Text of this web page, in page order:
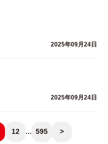
2025年09月24日
2025年09月24日
12 ... 595 >